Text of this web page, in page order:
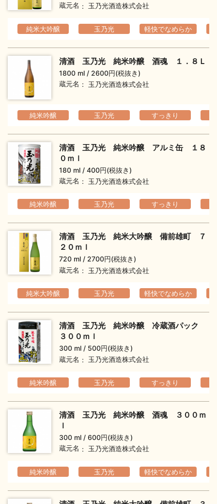
美味しい地酒の選び方
地酒蔵元会とは
お問い合わせ
蔵元名
玉乃光酒造株式会社
純米大吟醸 玉乃光 軽快でなめらか
清酒 玉乃光 純米吟醸 酒魂 １．８Ｌ
1800 ml
2600円(税抜き)
蔵元名
玉乃光酒造株式会社
純米吟醸 玉乃光 すっきり
清酒 玉乃光 純米吟醸 アルミ缶 １８
０ｍｌ
180 ml
400円(税抜き)
蔵元名
玉乃光酒造株式会社
純米吟醸 玉乃光 すっきり
清酒 玉乃光 純米大吟醸 備前雄町 ７
２０ｍｌ
720 ml
2700円(税抜き)
蔵元名
玉乃光酒造株式会社
純米大吟醸 玉乃光 軽快でなめらか
清酒 玉乃光 純米吟醸 冷蔵酒パック
３００ｍｌ
300 ml
500円(税抜き)
蔵元名
玉乃光酒造株式会社
純米吟醸 玉乃光 すっきり
清酒 玉乃光 純米吟醸 酒魂 ３００ｍ
ｌ
300 ml
600円(税抜き)
蔵元名
玉乃光酒造株式会社
純米吟醸 玉乃光 軽快でなめらか